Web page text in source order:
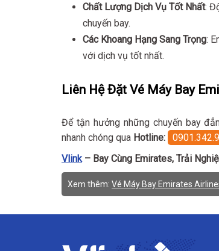
Chất Lượng Dịch Vụ Tốt Nhất:
chuyến bay.
Các Khoang Hạng Sang Trọng:
với dịch vụ tốt nhất.
Liên Hệ Đặt Vé Máy Bay
Để tận hưởng những chuyến bay
nhanh chóng qua Hotline:
Vlink – Bay Cùng Emirates, Trải
Xem thêm: Vé Máy Bay Emirates